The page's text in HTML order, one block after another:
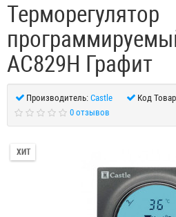
Терморегулятор
АС829H Графит
Производитель: Castle Код
0 отзывов
ХИТ